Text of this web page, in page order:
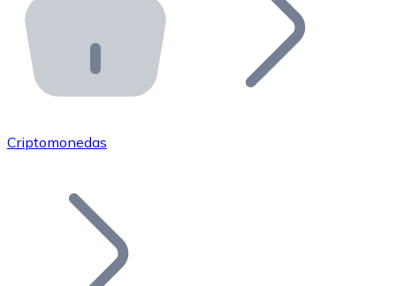
Integra un ATM Bitnovo en tu negocio y permite que
Bitnovo API
Integra nuestra API en tu ecosistema.
Únete a nuestra red de distribuidores.
Añade tu proyecto a nuestro ecosistema.
Criptomonedas